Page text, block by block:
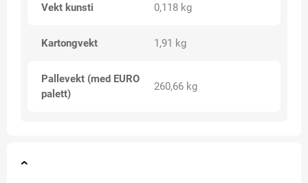
Vekt kunsti 0,118 kg
Kartongvekt 1,91 kg
Pallevekt (med EURO
palett)
260,66 kg